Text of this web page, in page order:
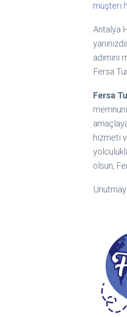
müşteri
Antalya
Fersa
Fersa
hizmeti
olsun,